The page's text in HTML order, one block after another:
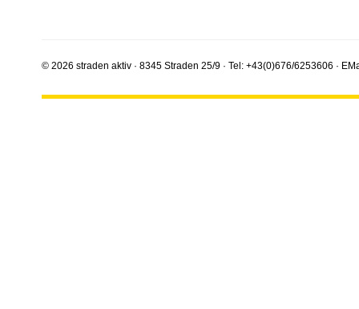
© 2026 straden aktiv · 8345 Straden 25/9 · Tel: +43(0)676/6253606 ·